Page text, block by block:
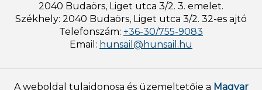
2040 Budaörs, Liget utca 3/2. 3. emelet.
Székhely: 2040 Budaörs, Liget utca 3/2. 32-es ajtó
Telefonszám: +36-30/755-9083
Email: hunsail@hunsail.hu
A weboldal tulajdonosa és üzemeltetője a Magyar